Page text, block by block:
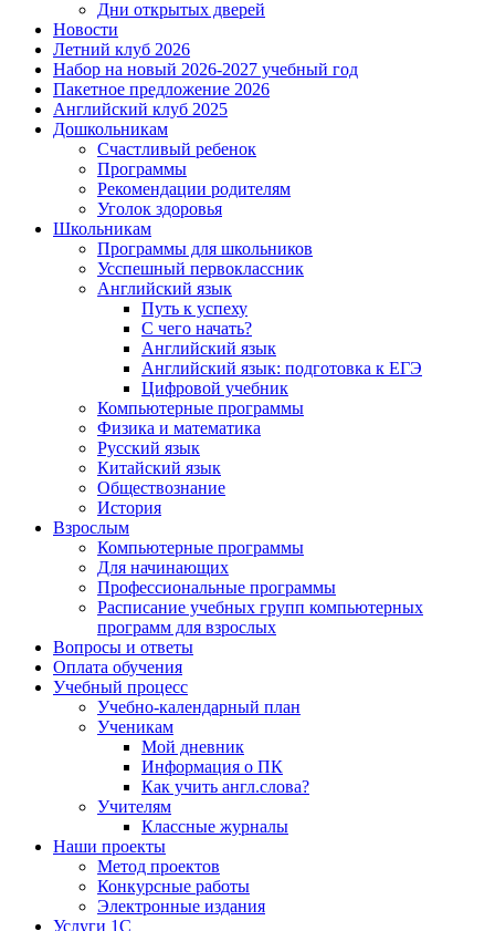
Дни открытых дверей
Новости
Летний клуб 2026
Набор на новый 2026-2027 учебный год
Пакетное предложение 2026
Английский клуб 2025
Дошкольникам
Счастливый ребенок
Программы
Рекомендации родителям
Уголок здоровья
Школьникам
Программы для школьников
Усспешный первоклассник
Английский язык
Путь к успеху
С чего начать?
Английский язык
Английский язык: подготовка к ЕГЭ
Цифровой учебник
Компьютерные программы
Физика и математика
Русский язык
Китайский язык
Обществознание
История
Взрослым
Компьютерные программы
Для начинающих
Профессиональные программы
Расписание учебных групп компьютерных
программ для взрослых
Вопросы и ответы
Оплата обучения
Учебный процесс
Учебно-календарный план
Ученикам
Мой дневник
Информация о ПК
Как учить англ.слова?
Учителям
Классные журналы
Наши проекты
Метод проектов
Конкурсные работы
Электронные издания
Услуги 1C